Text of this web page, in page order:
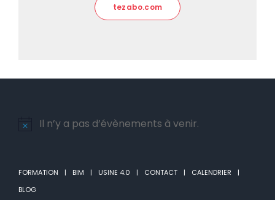
tezabo.com
Notice
Il n’y a pas d’évènements à venir.
FORMATION BIM USINE 4.0 CONTACT
CALENDRIER
BLOG